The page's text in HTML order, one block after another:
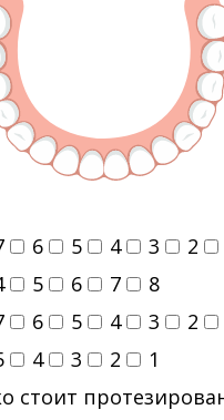
6 5 4 3 2
5 6 7
8
6 5 4 3 2
4 3 2
1
стоит